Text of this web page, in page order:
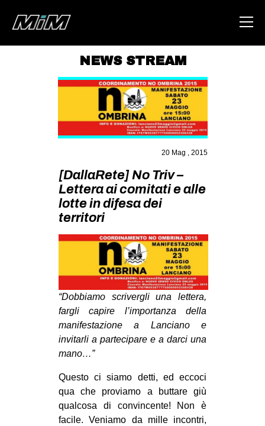
ABOUT
AREA
CSOA LAMBRETTA
MSM
ZAM
MILANO
MOBILITAZIONI
SPAZI
AMBIENTE
ANTIFASCISMO
DIRITTO ALL’ABITARE
NEWS STREAM
20 Mag , 2015
[DallaRete] No Triv –
Lettera ai comitati e alle
lotte in difesa dei
territori
“Dobbiamo scrivergli una lettera,
fargli capire l’importanza della
manifestazione a Lanciano e
invitarli a partecipare e a darci una
mano…”
Questo ci siamo detti, ed eccoci
qua che proviamo a buttare giù
qualcosa di convincente! Non è
facile. Veniamo da mille incontri,